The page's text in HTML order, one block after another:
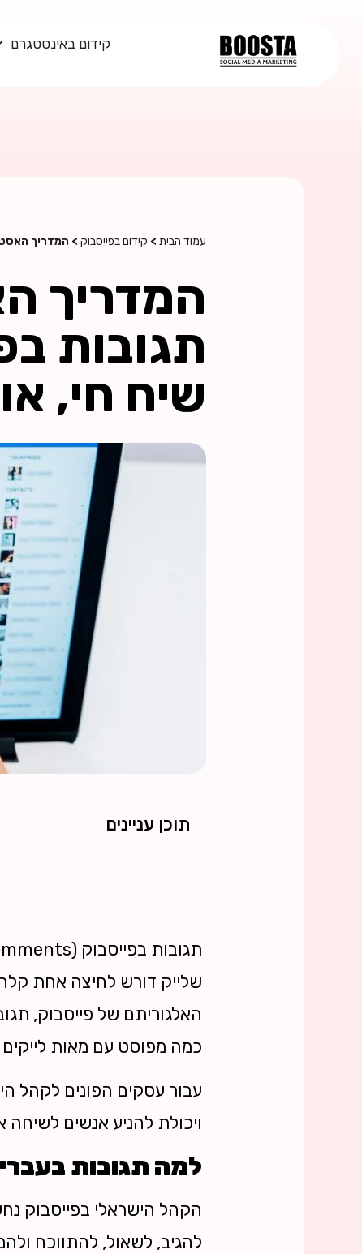
קידום באינסטגרם
עמוד הבית > קידום בפייסבוק > המדריך
המדריך
תגובות
שיח חי,
תוכן עניינים
שלייק דורש לחיצה אחת
האלגוריתם של פייסבוק,
כמה מפוסט עם מאות
עבור עסקים הפונים לקהל
ויכולת להניע אנשים לשיחה
למה תגובות
הקהל הישראלי בפייסבוק
להגיב, לשאול, להתווכח